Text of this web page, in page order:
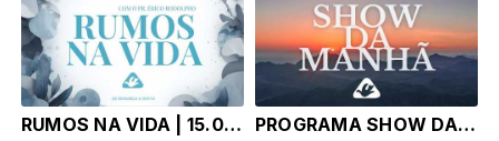
RUMOS NA VIDA | 15.07.26 | Pr. Érico Rodolpho Bussinger PROGRAMA SHOW DA MANHÃ - TONY CORRÊA | 15.07.26 |